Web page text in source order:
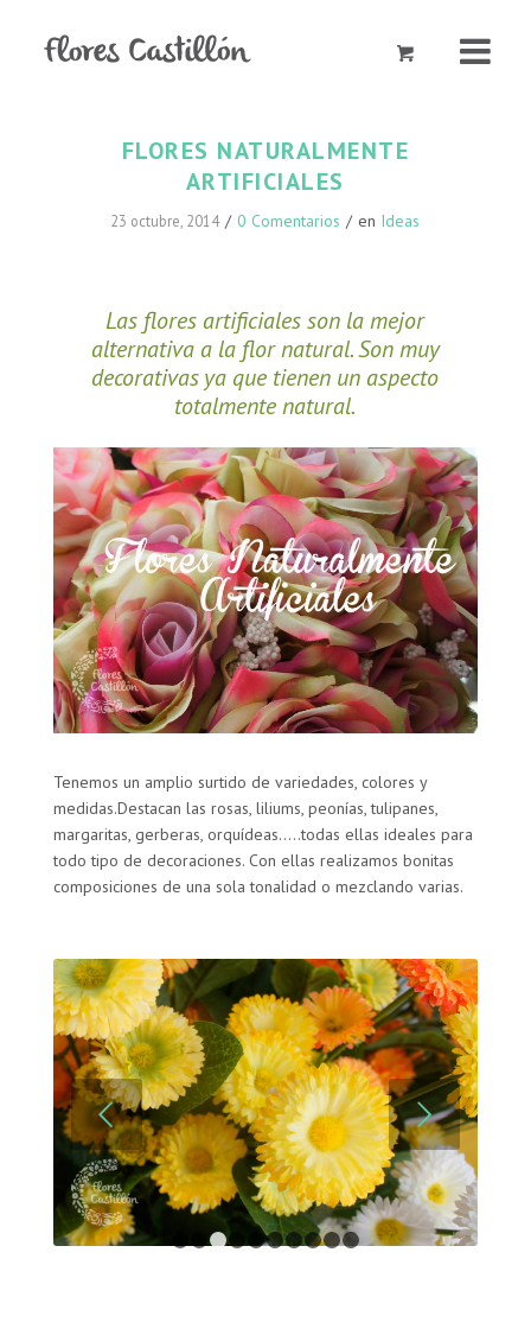
FLORES NATURALMENTE
ARTIFICIALES
23 octubre, 2014 / 0 Comentarios / en Ideas
Las flores artificiales son la mejor
alternativa a la flor natural. Son muy
decorativas ya que tienen un aspecto
totalmente natural.
Tenemos un amplio surtido de variedades, colores y
medidas.Destacan las rosas, liliums, peonías, tulipanes,
margaritas, gerberas, orquídeas…..todas ellas ideales para
todo tipo de decoraciones. Con ellas realizamos bonitas
composiciones de una sola tonalidad o mezclando varias.
Posterior
1 2 3 4 5 6 7 8 9 10